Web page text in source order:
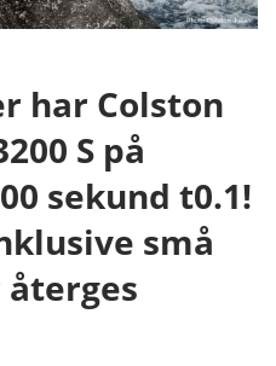
har Colston
S på
sekund t0.1!
små